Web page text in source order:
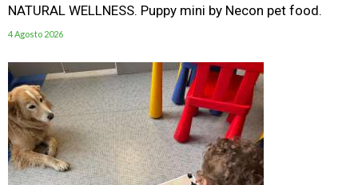
NATURAL WELLNESS. Puppy mini by Necon pet food.
4 Agosto 2026